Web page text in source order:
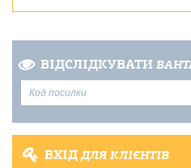
ВІДСЛІДКУВАТИ
ВХІДДЛЯ КЛІЄНТІВ